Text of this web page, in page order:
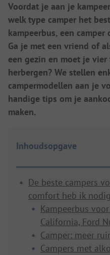
Voordat je aan je
welk type camper het
kampeerbus, een
Ga je met een vriend of
een gezin en moet je
herbergen? We stellen
campermodellen aan je
handige tips om je
maken.
Inhoudsopgave
De beste campers
comfort heb ik
Kampeerbus
California, Ford
Camper: meer
Campers met